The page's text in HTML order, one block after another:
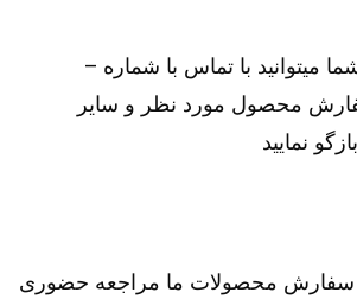
با تماس با شماره –
–سفارش محصول مورد نظر و سایر
محصولات ما مراجعه حضوری